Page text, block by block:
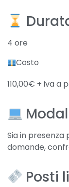
4 ore
Costo
110,00€ + iva a
Sia in presenza
domande,
Posti